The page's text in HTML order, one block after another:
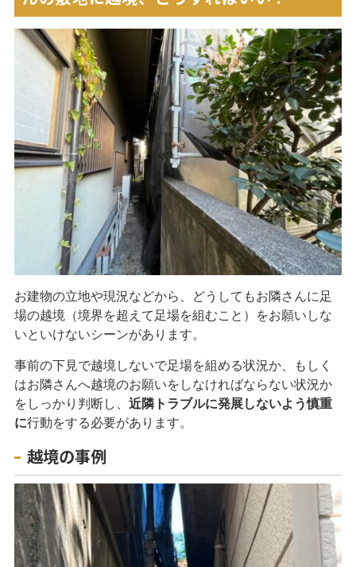
お建物の立地や現況などから、どうしてもお隣さんに足
場の越境（境界を超えて足場を組むこと）をお願いしな
いといけないシーンがあります。
事前の下見で越境しないで足場を組める状況か、もしく
はお隣さんへ越境のお願いをしなければならない状況か
をしっかり判断し、 近隣トラブルに発展しないよう慎重
に行動をする必要があります。
越境の事例